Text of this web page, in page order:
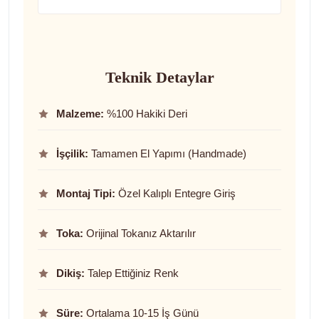
Teknik Detaylar
Malzeme: %100 Hakiki Deri
İşçilik: Tamamen El Yapımı (Handmade)
Montaj Tipi: Özel Kalıplı Entegre Giriş
Toka: Orijinal Tokanız Aktarılır
Dikiş: Talep Ettiğiniz Renk
Süre: Ortalama 10-15 İş Günü